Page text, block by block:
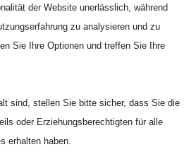
B!!!
ein voller Erfolg!!!
Hallenturnier
Endrunde der
der Website unerlässlich, während
zu analysieren und zu
Sie Ihre Optionen und treffen Sie Ihre
sind, stellen Sie bitte sicher, dass Sie die
oder Erziehungsberechtigten für alle
erhalten haben.